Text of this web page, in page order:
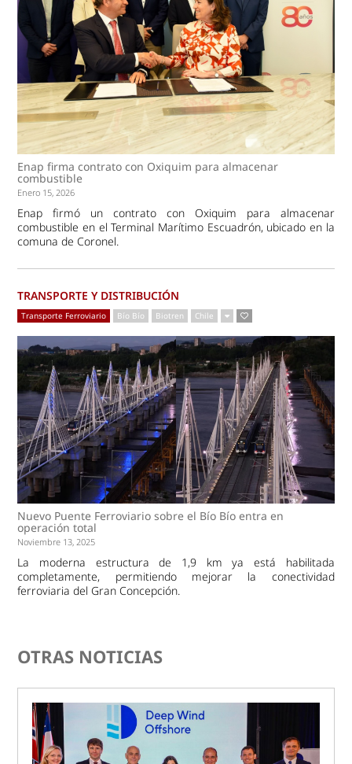
Enap firma contrato con Oxiquim para almacenar
combustible
Enero 15, 2026
Enap firmó un contrato con Oxiquim para almacenar
combustible en el Terminal Marítimo Escuadrón, ubicado en la
comuna de Coronel.
TRANSPORTE Y DISTRIBUCIÓN
Transporte Ferroviario Bío Bío Biotren Chile
Nuevo Puente Ferroviario sobre el Bío Bío entra en
operación total
Noviembre 13, 2025
La moderna estructura de 1,9 km ya está habilitada
completamente, permitiendo mejorar la conectividad
ferroviaria del Gran Concepción.
OTRAS NOTICIAS